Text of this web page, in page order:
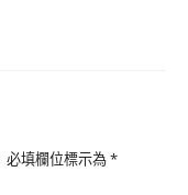
必填欄位標示為*